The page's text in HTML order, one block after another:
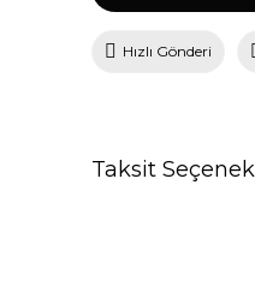
Hızlı Gönderi
Taksit